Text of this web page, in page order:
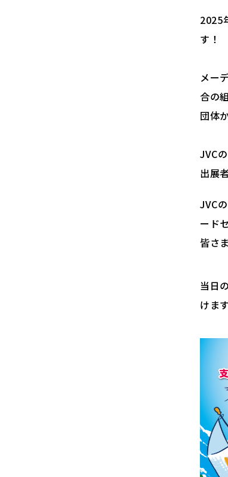
2025
す！
メー
合の
団体
JVC
出展
JVC
ード
皆さ
当日
けます